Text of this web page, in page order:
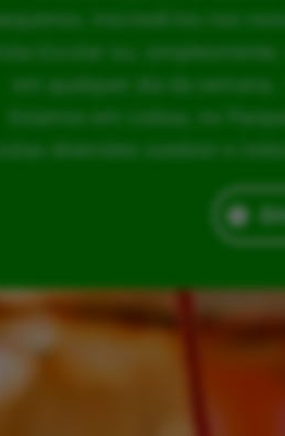
inscrevê-los nos
Escolar ou,
em qualquer dia da
Estamos em Lisboa, no
diversões outdoor e